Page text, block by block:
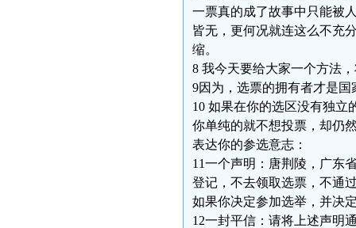
一票真的成了故事中只能被
皆无，更何况就连这么不充
缩。
8 我今天要给大家一个方法
9因为，选票的拥有者才是
10 如果在你的选区没有独立
你单纯的就不想投票，却仍
表达你的参选意志：
11一个声明：唐荆陵，广东
登记，不去领取选票，不通
如果你决定参加选举，并决
12一封平信：请将上述声明